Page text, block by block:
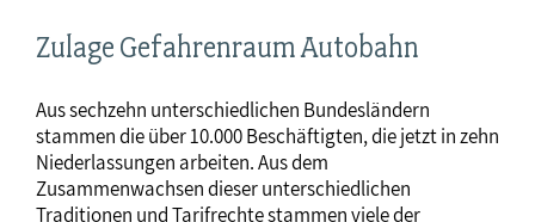
Zulage Gefahrenraum Autobahn
Aus sechzehn unterschiedlichen Bundesländern
stammen die über 10.000 Beschäftigten, die jetzt in zehn
Niederlassungen arbeiten. Aus dem
Zusammenwachsen dieser unterschiedlichen
Traditionen und Tarifrechte stammen viele der